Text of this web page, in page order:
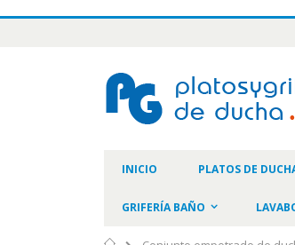
INICIO PLATOS DE
GRIFERÍA BAÑO